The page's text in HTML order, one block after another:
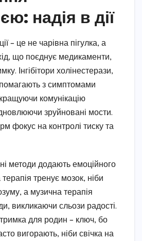
надія в дії
– це не чарівна пігулка, а
що поєднує медикаменти,
Інгібітори холінестерази,
з симптомами
комунікацію
зруйновані мости.
фокус на контролі тиску та
методи додають емоційного
терапія тренує мозок, ніби
а музична терапія
викликаючи сльози радості.
для родин – ключ, бо
вигорають, ніби свічка на